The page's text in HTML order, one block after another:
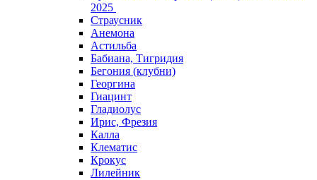
2025
Страусник
Анемона
Астильба
Бабиана, Тигридия
Бегония (клубни)
Георгина
Гиацинт
Гладиолус
Ирис, Фрезия
Калла
Клематис
Крокус
Лилейник